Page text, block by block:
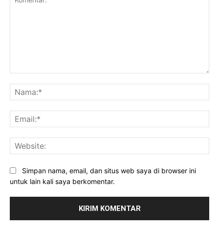
Simpan nama, email, dan situs web saya di browser ini
untuk lain kali saya berkomentar.